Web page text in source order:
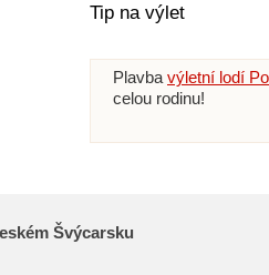
Tip na výlet
Plavba výletní lodí
celou rodinu!
Švýcarsku